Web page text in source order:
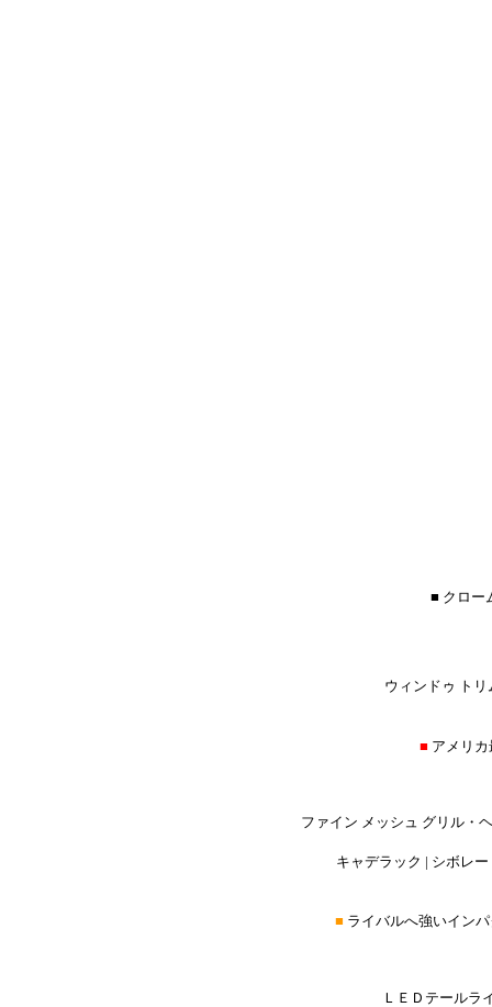
■ クロー
ウィンドゥ ト
■ アメリ
ファイン メッシュ グリル・
キャデラック | シボレ
■ ライバルへ強いイン
ＬＥＤテールラ